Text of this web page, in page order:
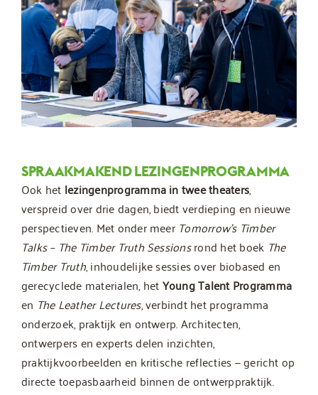
SPRAAKMAKEND LEZINGENPROGRAMMA
Ook het lezingenprogramma in twee theaters,
verspreid over drie dagen, biedt verdieping en nieuwe
perspectieven. Met onder meer Tomorrow’s Timber
Talks – The Timber Truth Sessionsrond het boek The
Timber Truth, inhoudelijke sessies over biobased en
gerecyclede materialen, hetYoung Talent Programma
en The Leather Lectures, verbindt het programma
onderzoek, praktijk en ontwerp. Architecten,
ontwerpers en experts delen inzichten,
praktijkvoorbeelden en kritische reflecties — gericht op
directe toepasbaarheid binnen de ontwerppraktijk.